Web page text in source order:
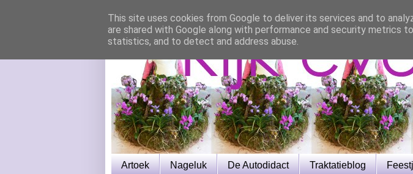
Artoek Nageluk De Autodidact Traktatieblog
This site uses cookies from Google to deliver its services and to
are shared with Google along with performance and security metrics
statistics, and to detect and address abuse.